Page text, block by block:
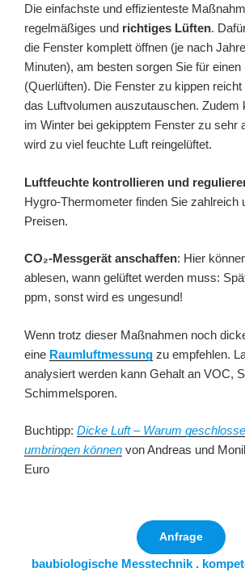
Die einfachste und effizienteste
regelmäßiges und richtiges Lüften.
die Fenster komplett öffnen (je nach
Minuten), am besten sorgen Sie für
(Querlüften). Die Fenster zu kippen
das Luftvolumen auszutauschen. Zudem
im Winter bei gekipptem Fenster zu sehr
wird zu viel feuchte Luft reingelüftet.
Luftfeuchte kontrollieren und
Hygro-Thermometer finden Sie zahlreich
Preisen.
CO₂-Messgerät anschaffen: Hier
ablesen, wann gelüftet werden muss:
ppm, sonst wird es ungesund!
Wenn trotz dieser Maßnahmen noch
eine Raumluftmessung zu empfehlen.
analysiert werden kann Gehalt an VOC,
Schimmelsporen.
Buchtipp: Dicke Luft – Warum
umbringen können von Andreas und
Euro
Anfrage
baubiologische Messtechnik .